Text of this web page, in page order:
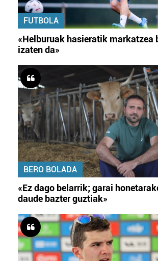
FUTBOLA
«Helburuak hasieratik markatzea
izaten da»
BERO BOLADA
«Ez dago belarrik; garai
daude bazter guztiak»